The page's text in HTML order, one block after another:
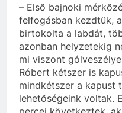
– Első bajnoki
felfogásban kezdtük,
birtokolta a labdát,
azonban helyzetekig
mi viszont
Róbert kétszer is
mindkétszer a kapust
lehetőségeink voltak.